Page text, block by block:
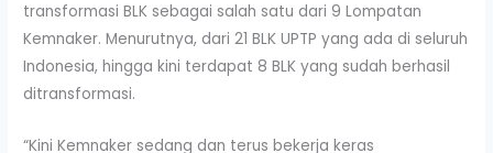
transformasi BLK sebagai salah satu dari 9 Lompatan
Kemnaker. Menurutnya, dari 21 BLK UPTP yang ada di seluruh
Indonesia, hingga kini terdapat 8 BLK yang sudah berhasil
ditransformasi.
“Kini Kemnaker sedang dan terus bekerja keras